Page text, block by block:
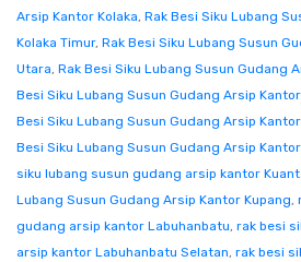
Arsip Kantor Kolaka, Rak Besi Siku Lubang
Kolaka Timur, Rak Besi Siku Lubang Susun
Utara, Rak Besi Siku Lubang Susun Gudang
Besi Siku Lubang Susun Gudang Arsip
Besi Siku Lubang Susun Gudang Arsip
Besi Siku Lubang Susun Gudang Arsip
siku lubang susun gudang arsip kantor
Lubang Susun Gudang Arsip Kantor Kupang,
gudang arsip kantor Labuhanbatu, rak besi
arsip kantor Labuhanbatu Selatan, rak besi